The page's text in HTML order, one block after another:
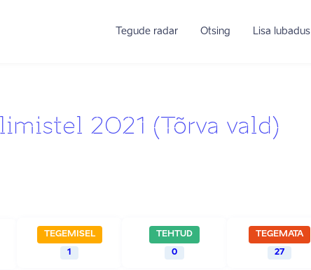
Tegude radar Otsing Lisa lubadus
2021 (Tõrva vald)
TEGEMISEL
1
TEHTUD
0
TEGEMATA
27